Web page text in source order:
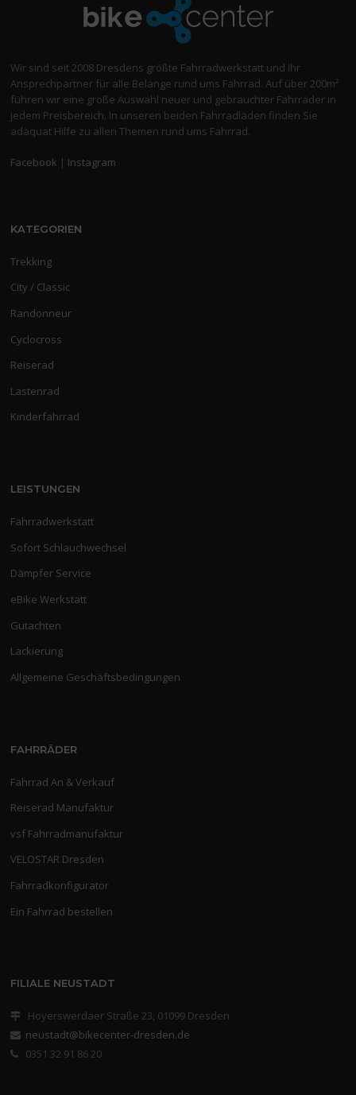
Wir sind seit 2008 Dresdens größte Fahrradwerkstatt und Ihr
Ansprechpartner für alle Belange rund ums Fahrrad. Auf über 200m²
führen wir eine große Auswahl neuer und gebrauchter Fahrräder in
jedem Preisbereich. In unseren beiden Fahrradläden finden Sie
adäquat Hilfe zu allen Themen rund ums Fahrrad.
Facebook | Instagram
KATEGORIEN
Trekking
City / Classic
Randonneur
Cyclocross
Reiserad
Lastenrad
Kinderfahrrad
LEISTUNGEN
Fahrradwerkstatt
Sofort Schlauchwechsel
Dämpfer Service
eBike Werkstatt
Gutachten
Lackierung
Allgemeine Geschäftsbedingungen
FAHRRÄDER
Fahrrad An & Verkauf
Reiserad Manufaktur
vsf Fahrradmanufaktur
VELOSTAR Dresden
Fahrradkonfigurator
Ein Fahrrad bestellen
FILIALE NEUSTADT
Hoyerswerdaer Straße 23, 01099 Dresden
neustadt@bikecenter-dresden.de
0351 32 91 86 20